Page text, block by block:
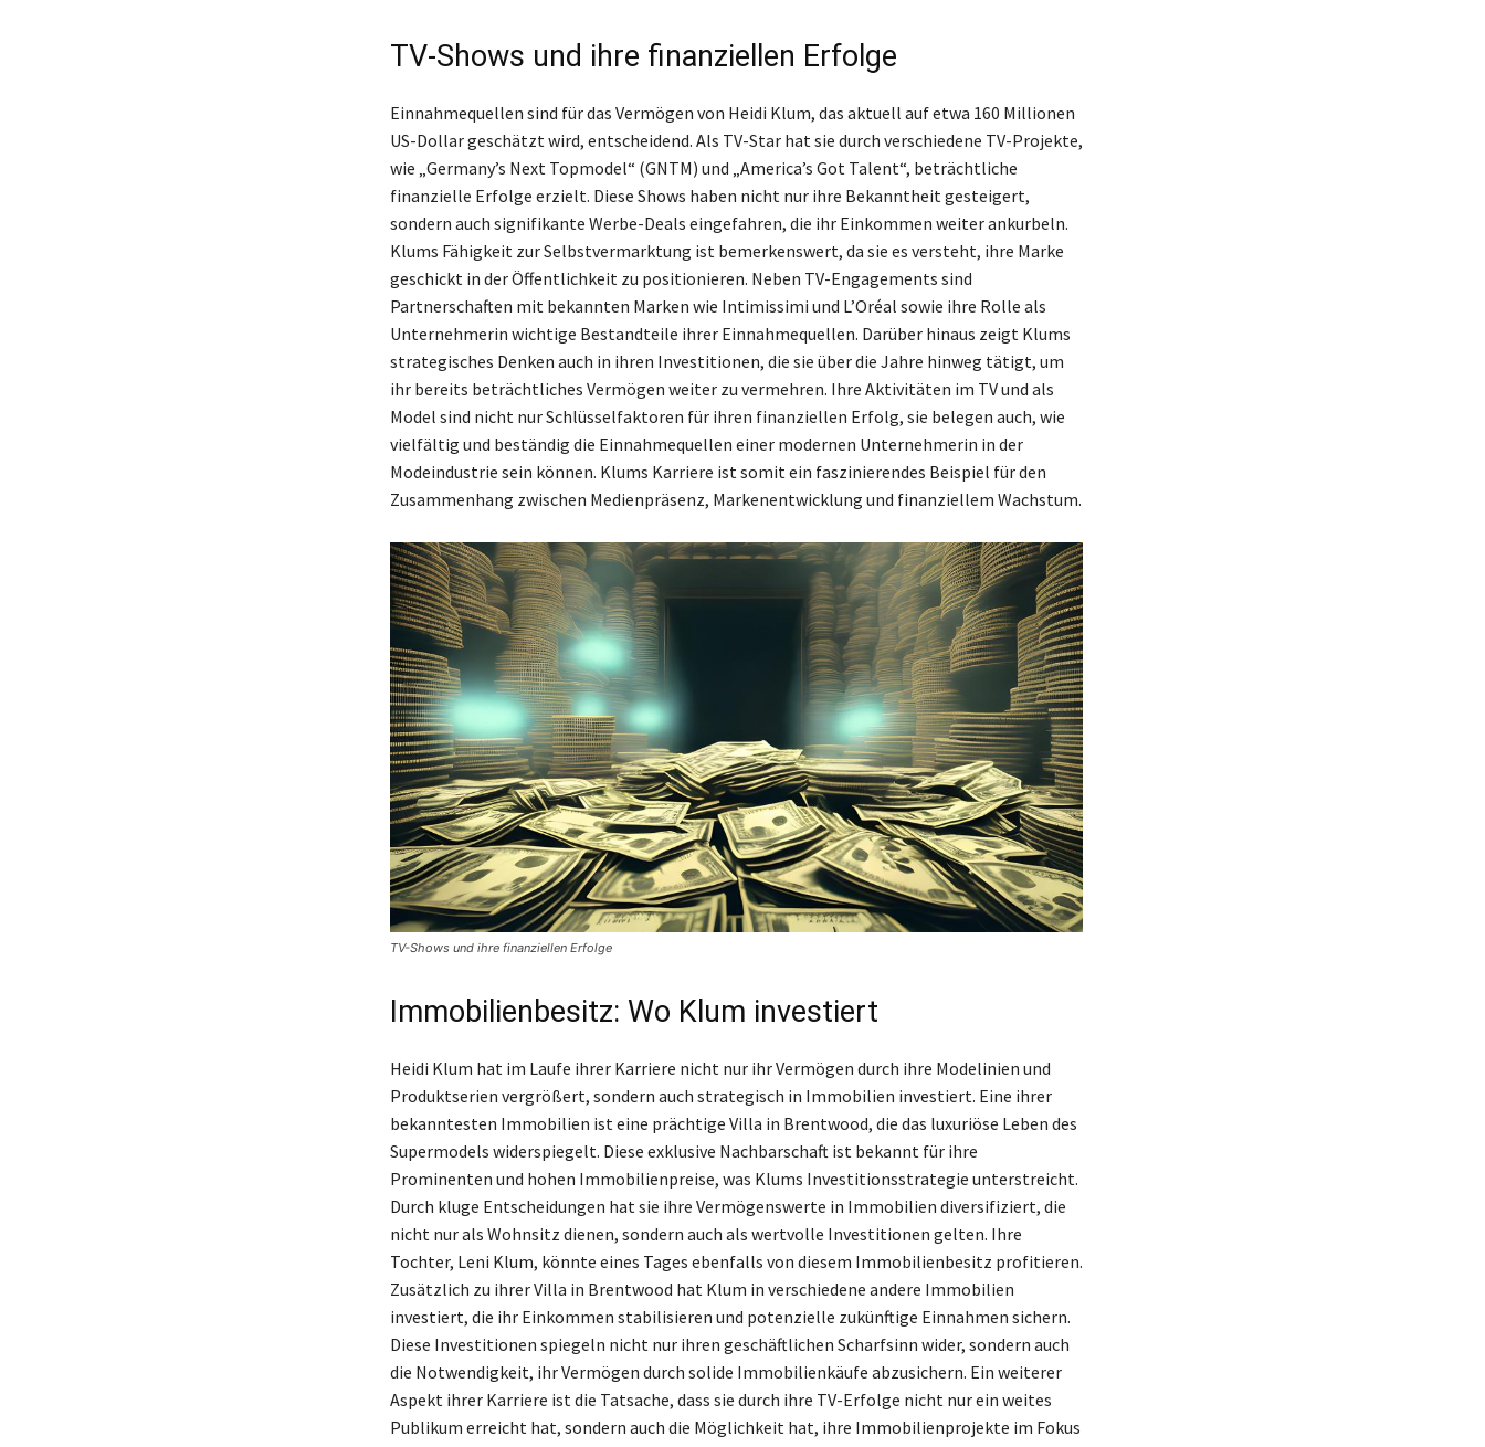
TV-Shows und ihre finanziellen Erfolge
Einnahmequellen sind für das Vermögen von Heidi Klum, das aktuell auf etwa 160 Millionen
US-Dollar geschätzt wird, entscheidend. Als TV-Star hat sie durch verschiedene TV-Projekte,
wie „Germany’s Next Topmodel“ (GNTM) und „America’s Got Talent“, beträchtliche
finanzielle Erfolge erzielt. Diese Shows haben nicht nur ihre Bekanntheit gesteigert,
sondern auch signifikante Werbe-Deals eingefahren, die ihr Einkommen weiter ankurbeln.
Klums Fähigkeit zur Selbstvermarktung ist bemerkenswert, da sie es versteht, ihre Marke
geschickt in der Öffentlichkeit zu positionieren. Neben TV-Engagements sind
Partnerschaften mit bekannten Marken wie Intimissimi und L’Oréal sowie ihre Rolle als
Unternehmerin wichtige Bestandteile ihrer Einnahmequellen. Darüber hinaus zeigt Klums
strategisches Denken auch in ihren Investitionen, die sie über die Jahre hinweg tätigt, um
ihr bereits beträchtliches Vermögen weiter zu vermehren. Ihre Aktivitäten im TV und als
Model sind nicht nur Schlüsselfaktoren für ihren finanziellen Erfolg, sie belegen auch, wie
vielfältig und beständig die Einnahmequellen einer modernen Unternehmerin in der
Modeindustrie sein können. Klums Karriere ist somit ein faszinierendes Beispiel für den
Zusammenhang zwischen Medienpräsenz, Markenentwicklung und finanziellem Wachstum.
TV-Shows und ihre finanziellen Erfolge
Immobilienbesitz: Wo Klum investiert
Heidi Klum hat im Laufe ihrer Karriere nicht nur ihr Vermögen durch ihre Modelinien und
Produktserien vergrößert, sondern auch strategisch in Immobilien investiert. Eine ihrer
bekanntesten Immobilien ist eine prächtige Villa in Brentwood, die das luxuriöse Leben des
Supermodels widerspiegelt. Diese exklusive Nachbarschaft ist bekannt für ihre
Prominenten und hohen Immobilienpreise, was Klums Investitionsstrategie unterstreicht.
Durch kluge Entscheidungen hat sie ihre Vermögenswerte in Immobilien diversifiziert, die
nicht nur als Wohnsitz dienen, sondern auch als wertvolle Investitionen gelten. Ihre
Tochter, Leni Klum, könnte eines Tages ebenfalls von diesem Immobilienbesitz profitieren.
Zusätzlich zu ihrer Villa in Brentwood hat Klum in verschiedene andere Immobilien
investiert, die ihr Einkommen stabilisieren und potenzielle zukünftige Einnahmen sichern.
Diese Investitionen spiegeln nicht nur ihren geschäftlichen Scharfsinn wider, sondern auch
die Notwendigkeit, ihr Vermögen durch solide Immobilienkäufe abzusichern. Ein weiterer
Aspekt ihrer Karriere ist die Tatsache, dass sie durch ihre TV-Erfolge nicht nur ein weites
Publikum erreicht hat, sondern auch die Möglichkeit hat, ihre Immobilienprojekte im Fokus